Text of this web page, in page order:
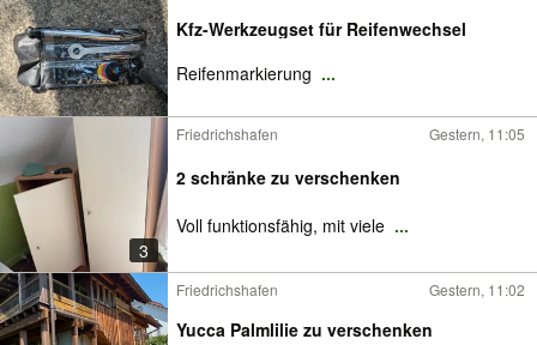
Kfz-Werkzeugset für Reifenwechsel
Reifenmarkierung ...
3
Friedrichshafen Gestern, 11:05
2 schränke zu verschenken
Voll funktionsfähig, mit viele ...
Friedrichshafen Gestern, 11:02
Yucca Palmlilie zu verschenken